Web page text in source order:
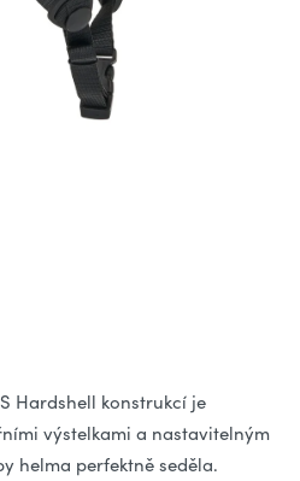
Hardshell konstrukcí je
výstelkami a nastavitelným
helma perfektně seděla.